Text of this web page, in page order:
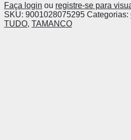
Faça login ou registre-se para
SKU: 9001028075295 Categorias:
TUDO, TAMANCO